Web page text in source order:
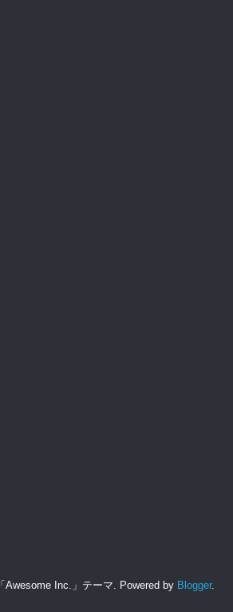
「Awesome Inc.」テーマ. Powered by Blogger.